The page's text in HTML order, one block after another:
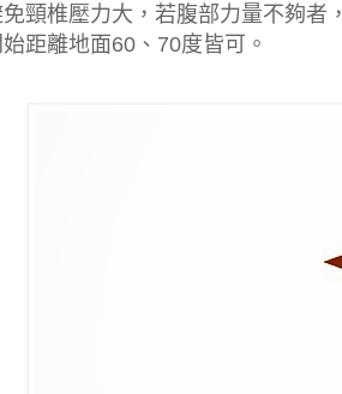
頸椎壓力大，若腹部力量不夠者
距離地面60、70度皆可。